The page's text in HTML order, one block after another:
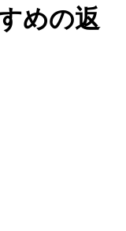
ふれています。
少しでも知って
めの返